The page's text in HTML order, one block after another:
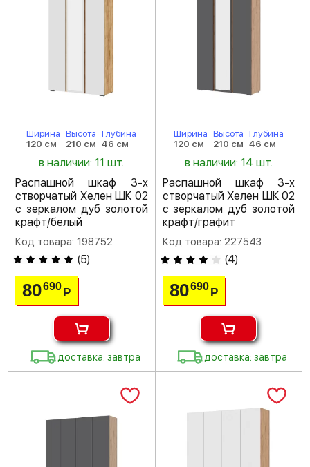
Ширина
120 см
Высота
210 см
Глубина
46 см
в наличии: 11 шт.
Распашной шкаф 3-х
створчатый Хелен ШК 02
с зеркалом дуб золотой
крафт/белый
Код товара: 198752
(5)
80690Р
доставка: завтра
Ширина
120 см
Высота
210 см
Глубина
46 см
в наличии: 14 шт.
Распашной шкаф 3-х
створчатый Хелен ШК 02
с зеркалом дуб золотой
крафт/графит
Код товара: 227543
(4)
80690 Р
доставка: завтра